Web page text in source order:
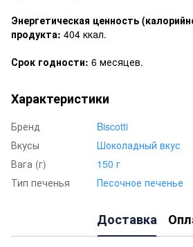
Энергетическая ценность
продукта: 404 ккал.
Срок годности: 6 месяцев.
Характеристики
Бренд
Biscotti
Вкусы
Шоколадный вкус
Вага (г)
150 г
Тип печенья
Песочное печенье
Доставка